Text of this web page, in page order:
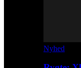
Nyhed